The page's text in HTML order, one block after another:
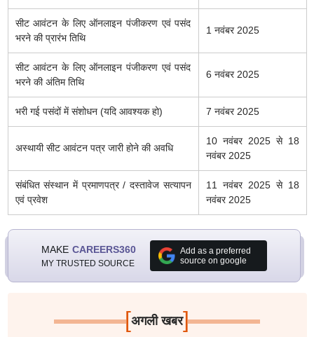
सीट आवंटन के लिए ऑनलाइन पंजीकरण एवं पसंद
भरने की प्रारंभ तिथि
1 नवंबर 2025
सीट आवंटन के लिए ऑनलाइन पंजीकरण एवं पसंद
भरने की अंतिम तिथि
6 नवंबर 2025
भरी गई पसंदों में संशोधन (यदि आवश्यक हो) 7 नवंबर 2025
अस्थायी सीट आवंटन पत्र जारी होने की अवधि
10 नवंबर 2025 से 18
नवंबर 2025
संबंधित संस्थान में प्रमाणपत्र / दस्तावेज सत्यापन
एवं प्रवेश
11 नवंबर 2025 से 18
नवंबर 2025
MAKE CAREERS360
MY TRUSTED SOURCE
Add as a preferred
source on google
[अगली खबर]